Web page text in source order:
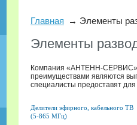
Главная Элементы
Элементы
Компания «АНТЕНН-СЕРВИС»
преимуществами являются
специалисты предоставят
Делители эфирного, кабельного ТВ
(5-865 МГц)